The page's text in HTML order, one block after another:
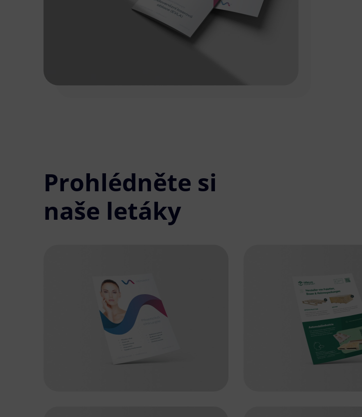
Prohlédněte si
naše letáky